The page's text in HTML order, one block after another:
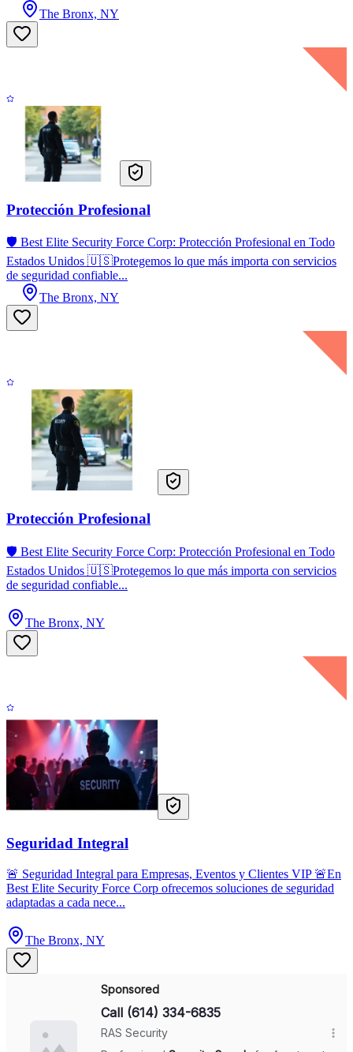
The Bronx, NY
Protección Profesional
🛡️ Best Elite Security Force Corp: Protección Profesional en Todo
Estados Unidos 🇺🇸Protegemos lo que más importa con servicios
de seguridad confiable...
The Bronx, NY
Protección Profesional
🛡️ Best Elite Security Force Corp: Protección Profesional en Todo
Estados Unidos 🇺🇸Protegemos lo que más importa con servicios
de seguridad confiable...
The Bronx, NY
Seguridad Integral
🚨 Seguridad Integral para Empresas, Eventos y Clientes VIP 🚨En
Best Elite Security Force Corp ofrecemos soluciones de seguridad
adaptadas a cada nece...
The Bronx, NY